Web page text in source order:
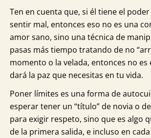
Ten en cuenta que, si él tiene el
sentir mal, entonces eso no es una
amor sano, sino una técnica de
pasas más tiempo tratando de no
momento o la velada, entonces no es
dará la paz que necesitas en tu vida.
Poner límites es una forma de
esperar tener un “título” de novia o
para exigir respeto, sino que es algo
de la primera salida, e incluso en